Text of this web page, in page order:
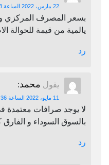
22 مارس، 2022 الساعة 9:08 ص
بسعر المصرف المركزي
يالمية من قيمة للحوالة
رد
يقول محمد:
11 مايو، 2022 الساعة 5:36 م
لا يوجد صرافات معتمدة
بالسوق السوداء و الفارق
رد